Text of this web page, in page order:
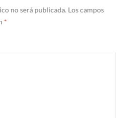
no será publicada. Los campos
*